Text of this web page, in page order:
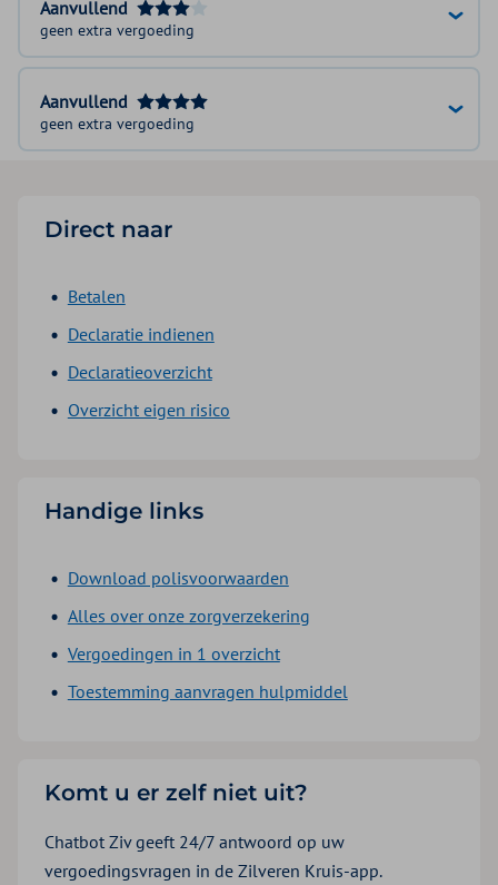
Aanvullend
geen extra vergoeding
Aanvullend
geen extra vergoeding
Direct naar
Betalen
Declaratie indienen
Declaratieoverzicht
Overzicht eigen risico
Handige links
Download polisvoorwaarden
Alles over onze zorgverzekering
Vergoedingen in 1 overzicht
Toestemming aanvragen hulpmiddel
Komt u er zelf niet uit?
Chatbot Ziv geeft 24/7 antwoord op uw
vergoedingsvragen in de Zilveren Kruis-app.